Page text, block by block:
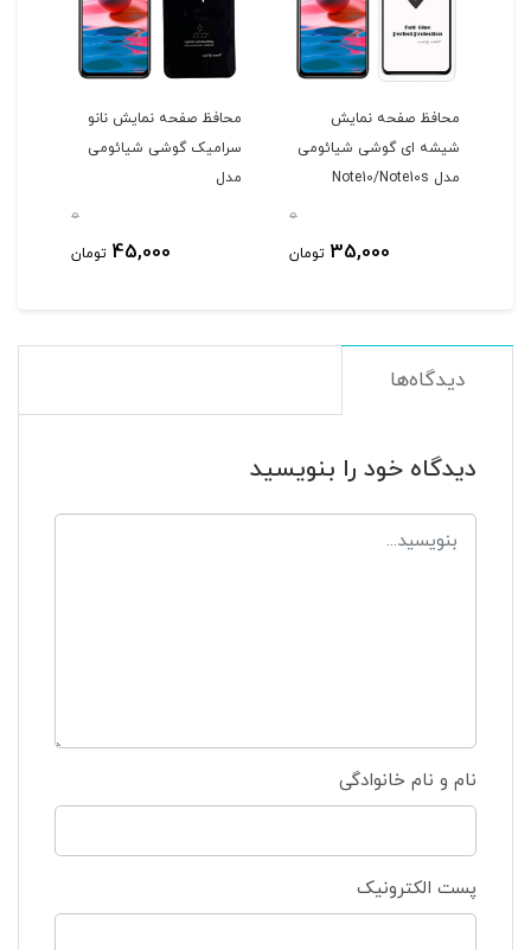
محافظ صفحه نمایش
شیشه ای گوشی شیائومی
مدل Note10/Note10s
0
35,000 تومان
محافظ صفحه نمایش نانو
سرامیک گوشی شیائومی
مدل
0
45,000 تومان
دیدگاه‌ها
دیدگاه خود را بنویسید
نام و نام خانوادگی
پست الکترونیک